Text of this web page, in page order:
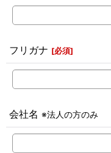
フリガナ [必須]
会社名 ※法人の方のみ